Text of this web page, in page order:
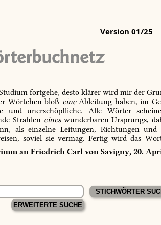
Version 01/25
fortgehe, desto klärer wird mir der
Wörtchen bloß eineAbleitung haben, im
und unerschöpfliche. Alle Wörter
Strahlen eineswunderbaren Ursprungs,
als einzelne Leitungen, Richtungen und
soviel sie vermag. Fertig wird das
an Friedrich Carl von Savigny, 20.
ERWEITERTE SUCHE